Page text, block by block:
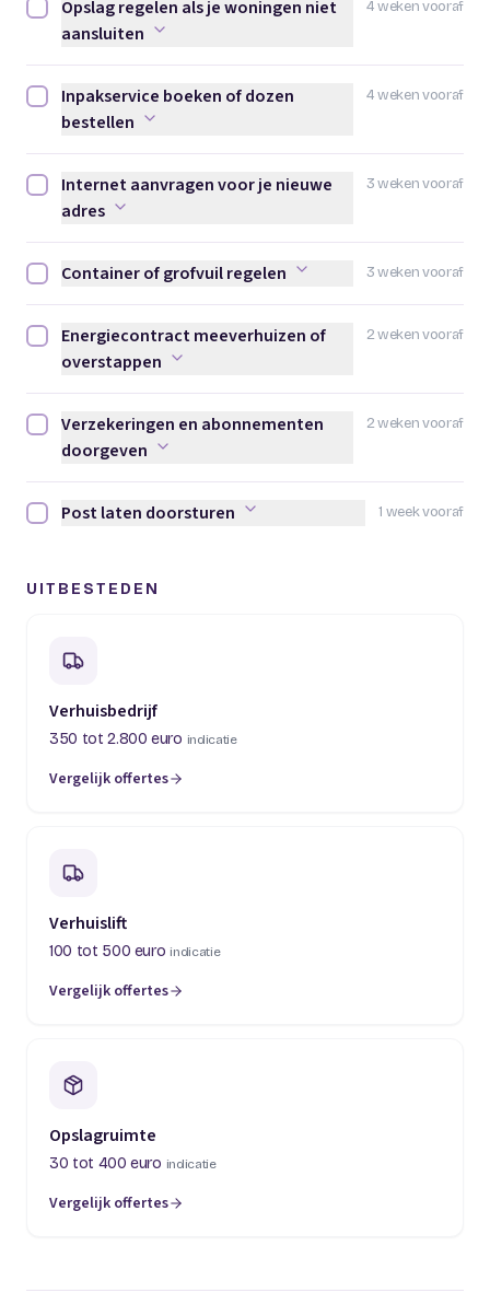
4 weken vooraf
Opslag regelen als je woningen niet aansluiten afvinken
Opslag regelen als je woningen niet
aansluiten
4 weken vooraf
Inpakservice boeken of dozen bestellen afvinken
Inpakservice boeken of dozen
bestellen
3 weken vooraf
Internet aanvragen voor je nieuwe adres afvinken
Internet aanvragen voor je nieuwe
adres
3 weken vooraf
Container of grofvuil regelen afvinken
Container of grofvuil regelen
2 weken vooraf
Energiecontract meeverhuizen of overstappen afvinken
Energiecontract meeverhuizen of
overstappen
2 weken vooraf
Verzekeringen en abonnementen doorgeven afvinken
Verzekeringen en abonnementen
doorgeven
1 week vooraf
Post laten doorsturen afvinken
Post laten doorsturen
UITBESTEDEN
Verhuisbedrijf
350 tot 2.800 euro indicatie
Vergelijk offertes
(opent in een nieuw tabblad)
Verhuislift
100 tot 500 euro indicatie
Vergelijk offertes
(opent in een nieuw tabblad)
Opslagruimte
30 tot 400 euro indicatie
Vergelijk offertes
(opent in een nieuw tabblad)